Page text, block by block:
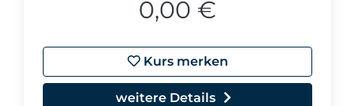
0,00 €
Kurs merken
weitere Details